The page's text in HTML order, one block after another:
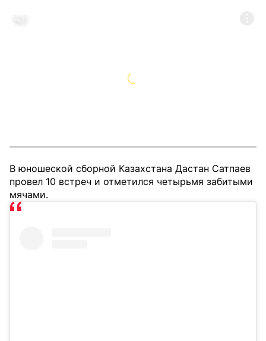
В юношеской сборной Казахстана Дастан Сатпаев
провел 10 встреч и отметился четырьмя забитыми
мячами.